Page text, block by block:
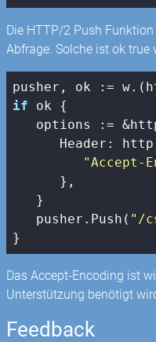
Die HTTP/2 Push
Abfrage. Solche ist ok true
if ok {
options :=
Header:
"Accept-
      },
   }
   pusher.Push(
"/
}
Das Accept-Encoding ist
Unterstützung benötigt
Feedback